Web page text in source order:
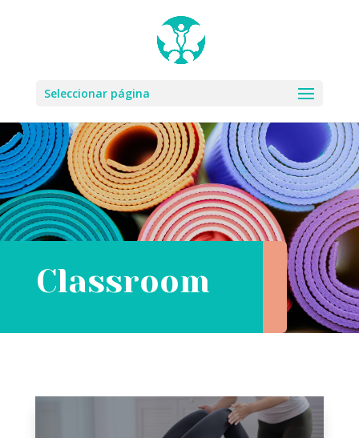
Seleccionar página
Classroom